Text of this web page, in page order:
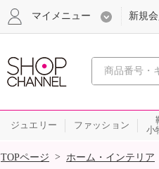
心
マイメニュー 新規
ジュエリー ファッション
小
SALE
TOPページ > ホーム・インテリア